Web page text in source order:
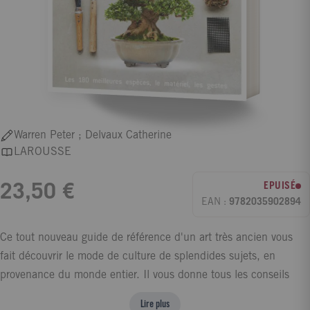
Warren Peter ; Delvaux Catherine
LAROUSSE
23,50 €
EPUISÉ
EAN : 9782035902894
Ce tout nouveau guide de référence d'un art très ancien vous
fait découvrir le mode de culture de splendides sujets, en
provenance du monde entier. Il vous donne tous les conseils
Lire plus